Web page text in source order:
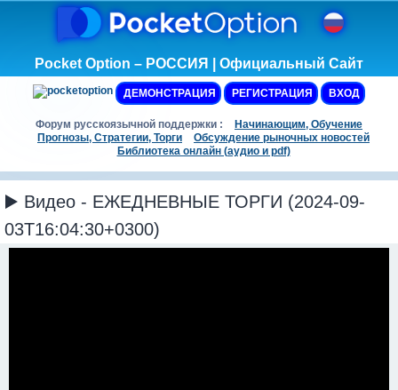
Pocket Option – РОССИЯ | Официальный Сайт
ДЕМОНСТРАЦИЯ РЕГИСТРАЦИЯ ВХОД
Форум русскоязычной поддержки :
Начинающим, Обучение
Прогнозы, Стратегии, Торги
Обсуждение рыночных новостей
Библиотека онлайн (аудио и pdf)
▶️ Видео - ЕЖЕДНЕВНЫЕ ТОРГИ (2024-09-
03T16:04:30+0300)